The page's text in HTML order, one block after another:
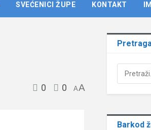
SVEĆENICI ŽUPE KONTAKT
0 0 AA
Barkod